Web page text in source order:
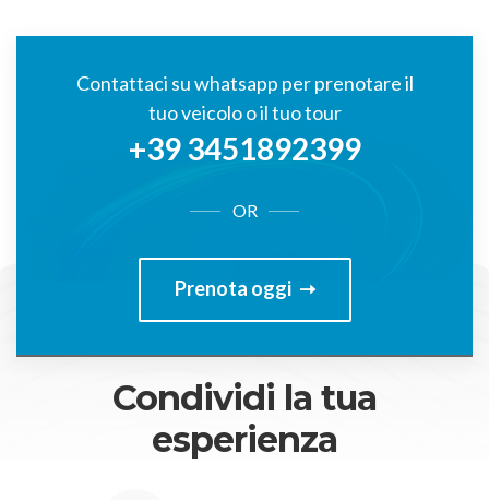
Contattaci su whatsapp per prenotare il
tuo veicolo o il tuo tour
+39 3451892399
OR
Prenota oggi
Condividi la tua
esperienza